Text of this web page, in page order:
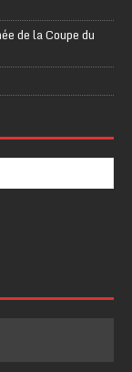
de la Coupe du